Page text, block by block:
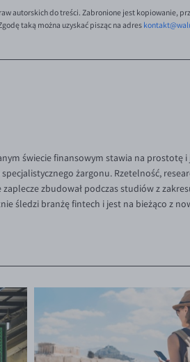
autorskich do treści. Zabronione jest kopiowanie,
taką można uzyskać pisząc na adres
świecie finansowym stawia na prostotę
żargonu. Rzetelność,
zbudował podczas studiów z
śledzi branżę fintech i jest na bieżąco z